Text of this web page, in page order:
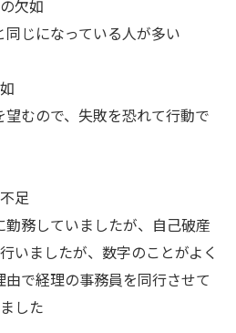
欠如
じになっている人が多い
むので、失敗を恐れて行動で
足
務していましたが、自己破産
いましたが、数字のことがよく
で経理の事務員を同行させて
した